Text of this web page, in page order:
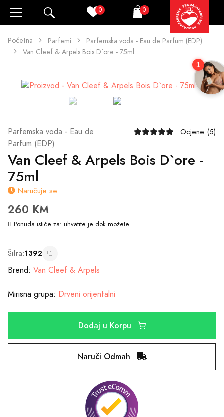
0 Korpa
0
Početna Parfemi
Parfemska voda - Eau de Parfum (EDP)
Van Cleef & Arpels Bois D`ore - 75ml
Parfemska voda - Eau de
Parfum (EDP)
Ocjene (5)
Van Cleef & Arpels Bois D`ore -
75ml
Naručuje se
260 KM
Ponuda ističe za: uhvatite je dok možete
Šifra:1392
Brend: Van Cleef & Arpels
Mirisna grupa: Drveni orijentalni
Dodaj u Korpu
Naruči Odmah
1